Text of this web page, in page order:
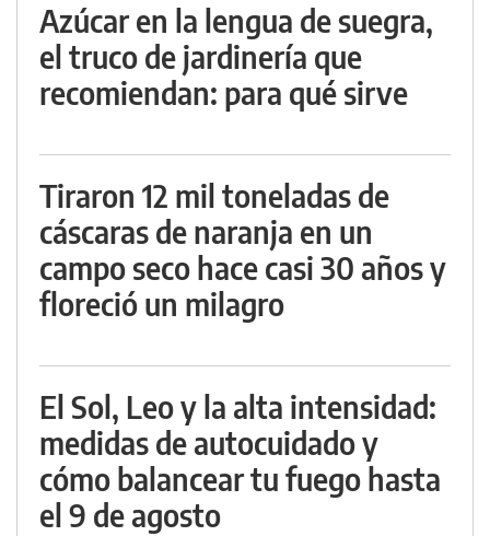
Azúcar en la lengua de suegra,
el truco de jardinería que
recomiendan: para qué sirve
Tiraron 12 mil toneladas de
cáscaras de naranja en un
campo seco hace casi 30 años y
floreció un milagro
El Sol, Leo y la alta intensidad:
medidas de autocuidado y
cómo balancear tu fuego hasta
el 9 de agosto